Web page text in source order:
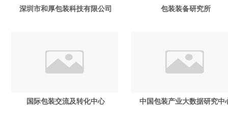
深圳市和厚包装科技有限公司 包装装备研究所
国际包装交流及转化中心 中国包装产业大数据研究中